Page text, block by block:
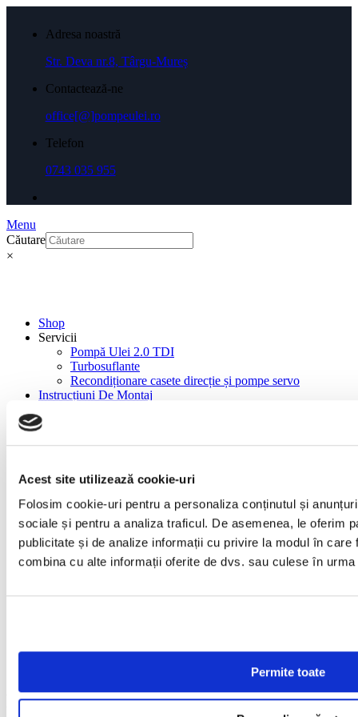
Acest site utilizează cookie-uri
Folosim cookie-uri pentru a personaliza conținutul și
sociale și pentru a analiza traficul. De asemenea, le oferim
publicitate și de analize informații cu privire la modul în
combina cu alte informații oferite de dvs. sau culese în
Permite toate
Adresa noastră
Str. Deva nr.8, Târgu-Mureș
Contactează-ne
office[@]pompeulei.ro
Telefon
0743 035 955
Menu
Căutare
×
Shop
Servicii
Pompă Ulei 2.0 TDI
Turbosuflante
Recondiționare casete direcție și pompe servo
Instrucțiuni De Montaj
Ghid gratuit
Tehnician turbosuflante
Manager vanzari
Mecanic auto
ANGAJĂM REPREZENTANT TEHNIC PIESE
AUTO
AUTÓALKATRÉSZ ÉRTÉKESÍTŐT KERESÜNK
Contact
Turbosuflante NOI
Renault Truck FH, FM MD13 EURO4